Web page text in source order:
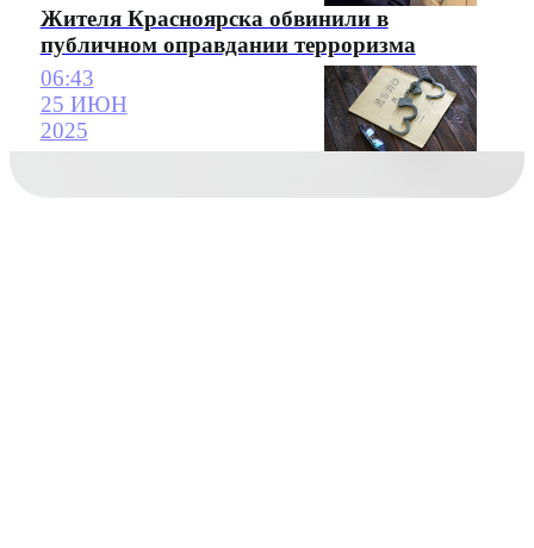
Жителя Красноярска обвинили в
публичном оправдании терроризма
06:43
25 ИЮН
2025